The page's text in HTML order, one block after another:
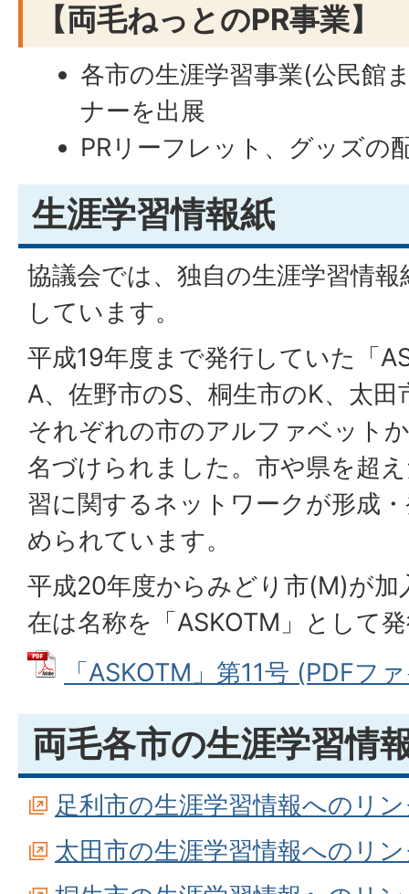
【両毛ねっとのPR事業】
各市の生涯学習事業(公民館
ナーを出展
PRリーフレット、グッズの
生涯学習情報紙
協議会では、独自の生涯学習情
しています。
平成19年度まで発行していた「
A、佐野市のS、桐生市のK、太
それぞれの市のアルファベット
名づけられました。市や県を超
習に関するネットワークが形成
められています。
平成20年度からみどり市(M)が
在は名称を「ASKOTM」として
「ASKOTM」第11号 (PDFフ
両毛各市の生涯学習情
足利市の生涯学習情報へのリ
太田市の生涯学習情報へのリ